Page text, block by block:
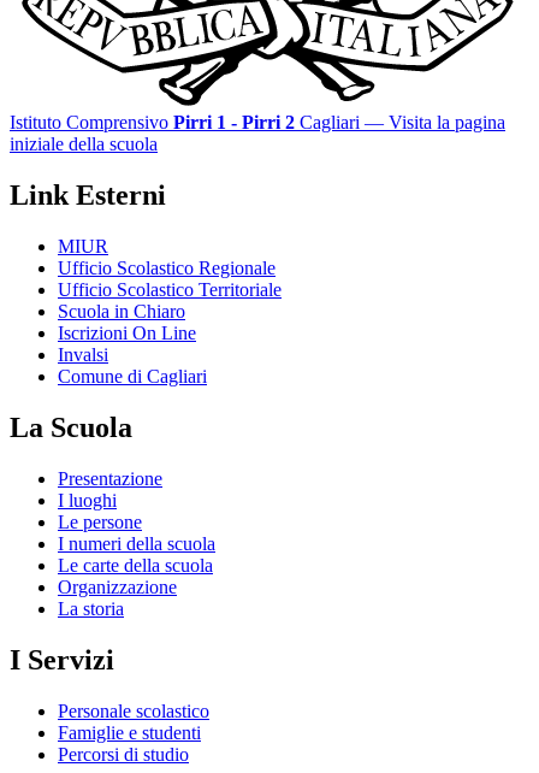
Istituto Comprensivo Pirri 1 - Pirri 2 Cagliari — Visita la pagina
iniziale della scuola
Link Esterni
MIUR
Ufficio Scolastico Regionale
Ufficio Scolastico Territoriale
Scuola in Chiaro
Iscrizioni On Line
Invalsi
Comune di Cagliari
La Scuola
Presentazione
I luoghi
Le persone
I numeri della scuola
Le carte della scuola
Organizzazione
La storia
I Servizi
Personale scolastico
Famiglie e studenti
Percorsi di studio